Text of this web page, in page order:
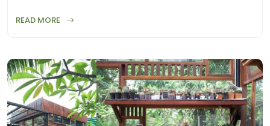
READ MORE